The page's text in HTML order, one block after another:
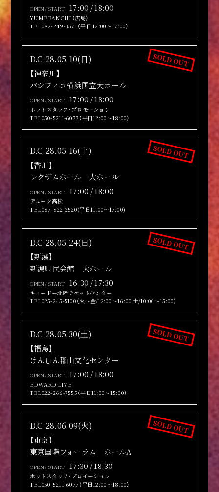
OPEN / START 17:00 / 18:00
YUMEBANCHI（広島）
TEL082-249-3571（平日 12:00～17:00）
D.C.28.05.10(日) SOLD OUT
【神奈川】
パシフィコ横浜国立大ホール
OPEN / START 17:00 / 18:00
ホットスタッフ･プロモーション
TEL050-5211-6077（平日12:00～18:00）
D.C.28.05.16(土) SOLD OUT
【香川】
レクザムホール 大ホール
OPEN / START 17:00 / 18:00
デューク高松
TEL087-822-2520(平日11:00～17:00)
D.C.28.05.24(日) SOLD OUT
【新潟】
新潟県民会館 大ホール
OPEN / START 16:30 / 17:30
キョードー北陸チケットセンター
TEL025-245-5100（火～金/12:00～16:00 土/10:00～15:00）
D.C.28.05.30(土) SOLD OUT
【福島】
けんしん郡山文化センター
OPEN / START 17:00 / 18:00
EDWARD LIVE
TEL022-266-7555（平日11:00～15:00）
D.C.28.06.09(火) SOLD OUT
【東京】
東京国際フォーラム ホールA
OPEN / START 17:30 / 18:30
ホットスタッフ･プロモーション
TEL050-5211-6077（平日12:00～18:00）